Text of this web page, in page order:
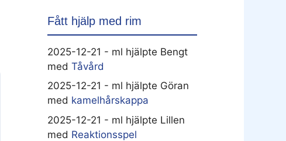
Fått hjälp med rim
2025-12-21 - ml hjälpte Bengt
med Tåvård
2025-12-21 - ml hjälpte Göran
med kamelhårskappa
2025-12-21 - ml hjälpte Lillen
med Reaktionsspel